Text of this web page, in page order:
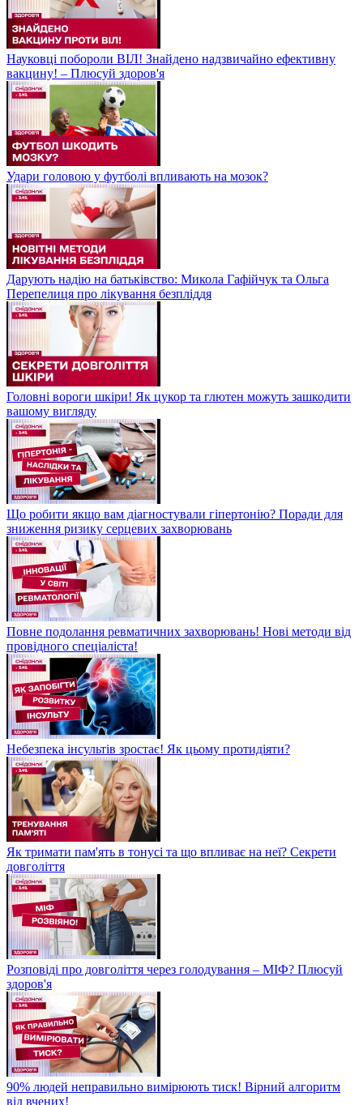
Науковці побороли ВІЛ! Знайдено надзвичайно ефективну
вакцину! – Плюсуй здоров'я
Удари головою у футболі впливають на мозок?
Дарують надію на батьківство: Микола Гафійчук та Ольга
Перепелиця про лікування безпліддя
Головні вороги шкіри! Як цукор та глютен можуть зашкодити
вашому вигляду
Що робити якщо вам діагностували гіпертонію? Поради для
зниження ризику серцевих захворювань
Повне подолання ревматичних захворювань! Нові методи від
провідного спеціаліста!
Небезпека інсультів зростає! Як цьому протидіяти?
Як тримати пам'ять в тонусі та що впливає на неї? Секрети
довголіття
Розповіді про довголіття через голодування – МІФ? Плюсуй
здоров'я
90% людей неправильно вимірюють тиск! Вірний алгоритм
від вчених!